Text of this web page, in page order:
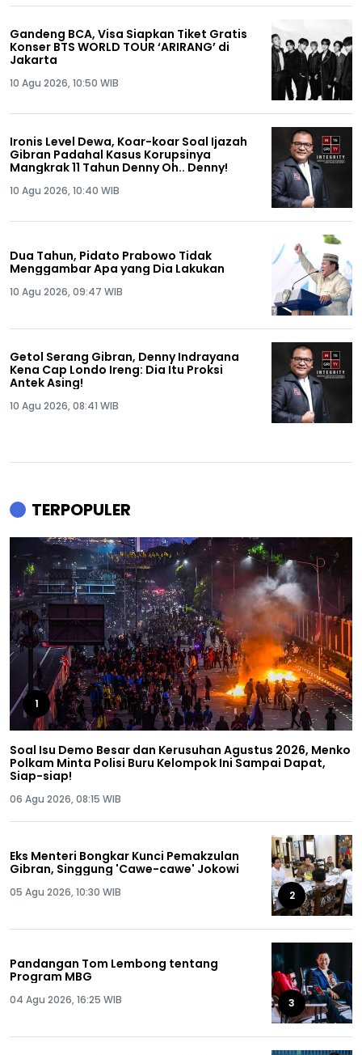
Gandeng BCA, Visa Siapkan Tiket Gratis
Konser BTS WORLD TOUR ‘ARIRANG’ di
Jakarta
10 Agu 2026, 10:50 WIB
Ironis Level Dewa, Koar-koar Soal Ijazah
Gibran Padahal Kasus Korupsinya
Mangkrak 11 Tahun Denny Oh.. Denny!
10 Agu 2026, 10:40 WIB
Dua Tahun, Pidato Prabowo Tidak
Menggambar Apa yang Dia Lakukan
10 Agu 2026, 09:47 WIB
Getol Serang Gibran, Denny Indrayana
Kena Cap Londo Ireng: Dia Itu Proksi
Antek Asing!
10 Agu 2026, 08:41 WIB
TERPOPULER
1
Soal Isu Demo Besar dan Kerusuhan Agustus 2026, Menko
Polkam Minta Polisi Buru Kelompok Ini Sampai Dapat,
Siap-siap!
06 Agu 2026, 08:15 WIB
Eks Menteri Bongkar Kunci Pemakzulan
Gibran, Singgung 'Cawe-cawe' Jokowi
05 Agu 2026, 10:30 WIB 2
Pandangan Tom Lembong tentang
Program MBG
04 Agu 2026, 16:25 WIB 3